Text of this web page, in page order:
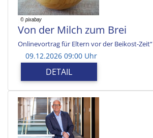
Von der Milch zum Brei
Onlinevortrag für Eltern vor der Beikost-Zeit“
09.12.2026 09:00 Uhr
DETAIL